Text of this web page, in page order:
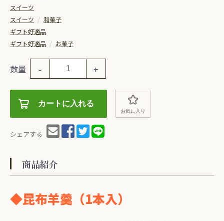
スイーツ
スイーツ / 和菓子
ギフト好適品
ギフト好適品 / お菓子
数量 - +
カートに入れる
お気に入り
シェアする
商品紹介
◆昆布羊羹（1本入）